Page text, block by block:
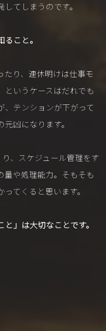
てしまうのです。
こと。
り、連休明けは仕事モ
というケースはだれでも
、テンションが下がって
凶になります。
、スケジュール管理をす
量や処理能力。そもそも
てくると思います。
」は大切なことです。